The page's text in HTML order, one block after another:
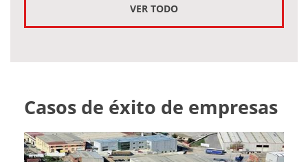
VER TODO
Casos de éxito de empresas